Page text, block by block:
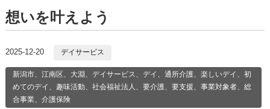
想いを叶えよう
2025-12-20 デイサービス
新潟市、江南区、大淵、デイサービス、デイ、通所介護、楽しいデイ、初
めてのデイ、趣味活動、社会福祉法人、要介護、要支援、事業対象者、総
合事業、介護保険